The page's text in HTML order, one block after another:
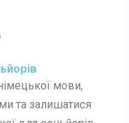
мови,
та залишатися